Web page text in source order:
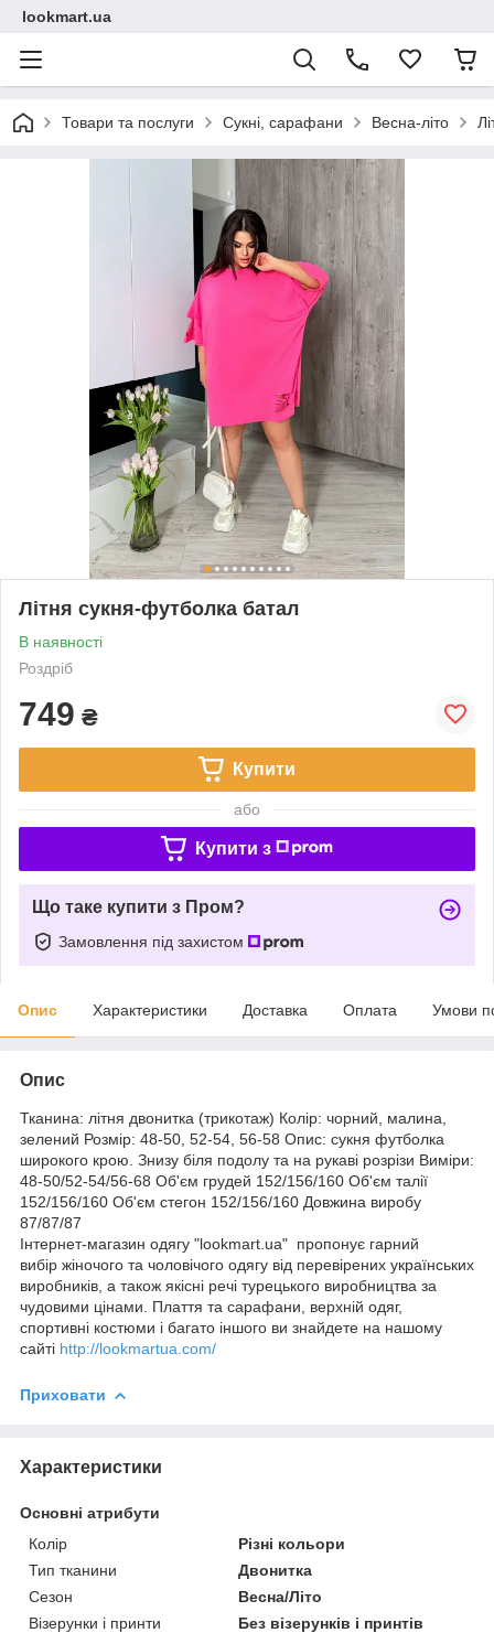
lookmart.ua
Товари та послуги Сукні, сарафани Весна-літо
Літня сукня-футболка батал
В наявності
Роздріб
749 ₴
Купити
або
Купити з
Що таке купити з Пром?
Замовлення під захистом
Опис Характеристики Доставка Оплата Умови
Опис
Тканина: літня двонитка (трикотаж) Колір: чорний, малина,
зелений Розмір: 48-50, 52-54, 56-58 Опис: сукня футболка
широкого крою. Знизу біля подолу та на рукаві розрізи Виміри:
48-50/52-54/56-68 Об'єм грудей 152/156/160 Об'єм талії
152/156/160 Об'єм стегон 152/156/160 Довжина виробу
87/87/87
Інтернет-магазин одягу "lookmart.ua" пропонує гарний
вибір жіночого та чоловічого одягу від перевірених українських
виробників, а також якісні речі турецького виробництва за
чудовими цінами. Плаття та сарафани, верхній одяг,
спортивні костюми і багато іншого ви знайдете на нашому
сайті http://lookmartua.com/
Приховати
Характеристики
Основні атрибути
Колір
Різні кольори
Тип тканини
Двонитка
Сезон
Весна/Літо
Візерунки і принти
Без візерунків і принтів